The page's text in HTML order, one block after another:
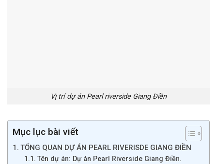
Vị trí dự án Pearl riverside Giang Điền
Mục lục bài viết
TỔNG QUAN DỰ ÁN PEARL RIVERISDE GIANG ĐIỀN
Tên dự án: Dự án Pearl Riverside Giang Điền.